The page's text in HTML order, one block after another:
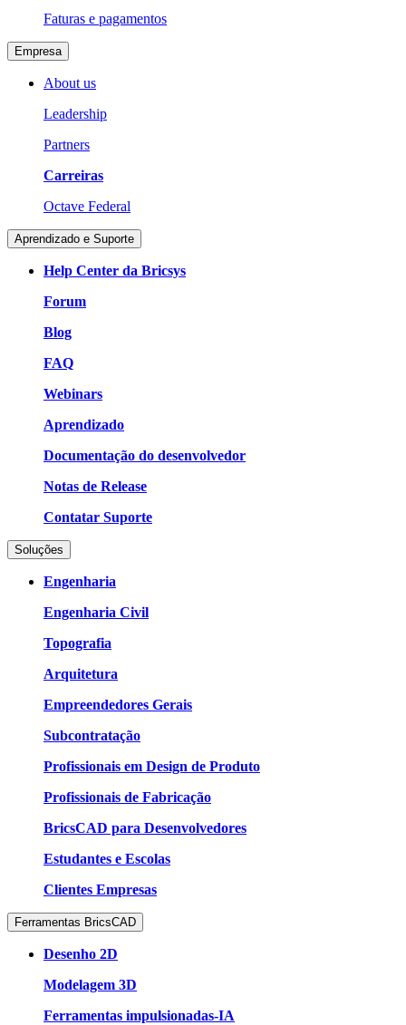
Faturas e pagamentos
Empresa
About us
Leadership
Partners
Carreiras
Octave Federal
Aprendizado e Suporte
Help Center da Bricsys
Forum
Blog
FAQ
Webinars
Aprendizado
Documentação do desenvolvedor
Notas de Release
Contatar Suporte
Soluções
Engenharia
Engenharia Civil
Topografia
Arquitetura
Empreendedores Gerais
Subcontratação
Profissionais em Design de Produto
Profissionais de Fabricação
BricsCAD para Desenvolvedores
Estudantes e Escolas
Clientes Empresas
Ferramentas BricsCAD
Desenho 2D
Modelagem 3D
Ferramentas impulsionadas-IA